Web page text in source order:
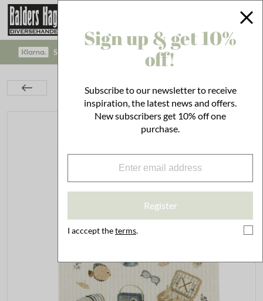
SAFE PAYMENT WITH KLARNA CHECKOUT!
Dishcloth Alva Seaside Life
Sign up & get 10%
off!
Subscribe to our newsletter to receive
inspiration, the latest news and offers.
New subscribers get 10% off one
purchase.
Register
I acccept theterms.